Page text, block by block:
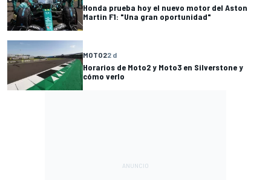
Honda prueba hoy el nuevo motor del Aston
Martin F1: "Una gran oportunidad"
MOTO22 d
Horarios de Moto2 y Moto3 en Silverstone y
cómo verlo